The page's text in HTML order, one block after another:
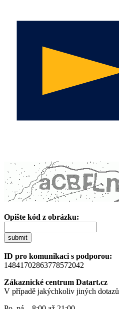
Opište kód z obrázku:
submit
ID pro komunikaci s podporou:
14841702863778572042
Zákaznické centrum Datart.cz
V případě jakýchkoliv jiných dotazů